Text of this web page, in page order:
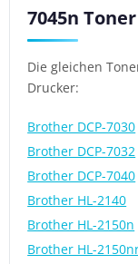
7045n Toner
Die gleichen
Drucker:
Brother DCP-7030
Brother DCP-7032
Brother DCP-7040
Brother HL-2140
Brother HL-2150n
Brother HL-